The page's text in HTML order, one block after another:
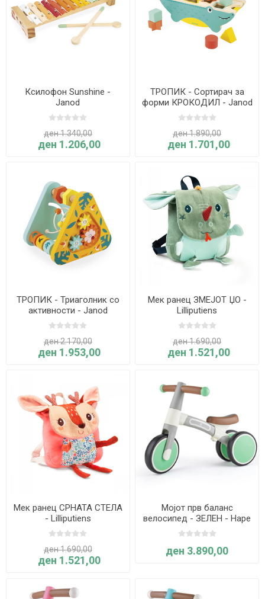
Ксилофон Sunshine -
Janod
ден 1.340,00
ден 1.206,00
ТРОПИК - Сортирач за
форми КРОКОДИЛ - Janod
ден 1.890,00
ден 1.701,00
ТРОПИК - Триаголник со
активности - Janod
ден 2.170,00
ден 1.953,00
Мек ранец ЗМЕЈОТ ЏО -
Lilliputiens
ден 1.690,00
ден 1.521,00
Мек ранец СРНАТА СТЕЛА
- Lilliputiens
ден 1.690,00
ден 1.521,00
Мојот прв баланс
велосипед - ЗЕЛЕН - Hape
ден 3.890,00